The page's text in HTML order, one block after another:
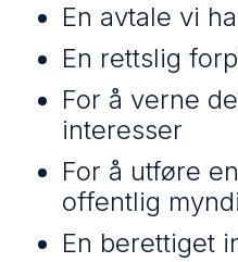
En avtale vi
En rettslig
For å verne
interesser
For å utføre
offentlig
En berettiget